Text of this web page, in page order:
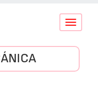
Conmutar